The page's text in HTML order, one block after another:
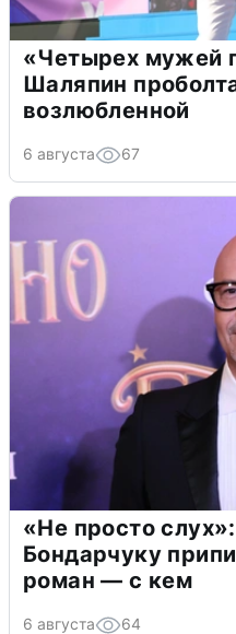
«Четырех мужей
Шаляпин
возлюбленной
6 августа 67
«Не просто
Бондарчуку
роман — с кем
6 августа 64